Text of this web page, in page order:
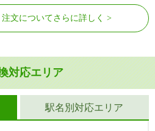
文についてさらに詳しく
対応エリア
駅名別対応エリア